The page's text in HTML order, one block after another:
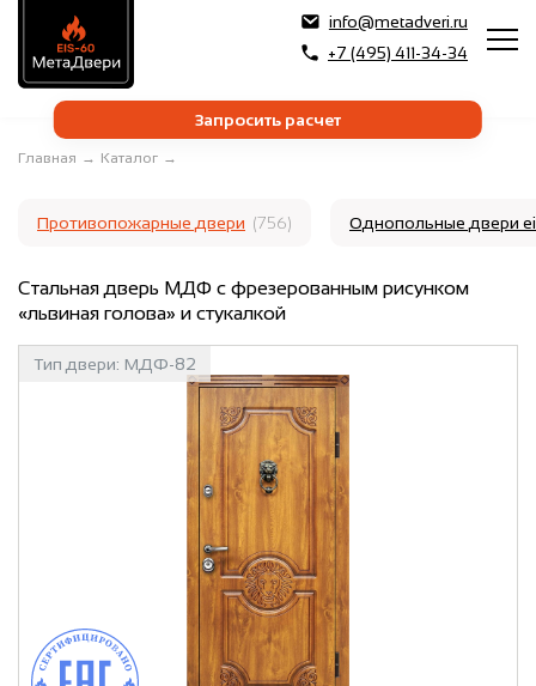
info@metadveri.ru
+7 (495) 411-34-34
Запросить расчет
Главная → Каталог →
Противопожарные двери (756) Однопольные двери
Стальная дверь МДФ с фрезерованным рисунком
«львиная голова» и стукалкой
Тип двери: МДФ-82